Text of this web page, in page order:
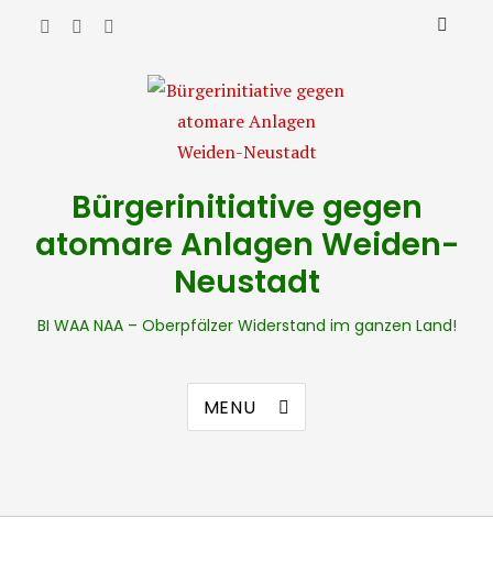
Bürgerinitiative gegen
atomare Anlagen Weiden-
Neustadt
BI WAA NAA – Oberpfälzer Widerstand im ganzen Land!
MENU